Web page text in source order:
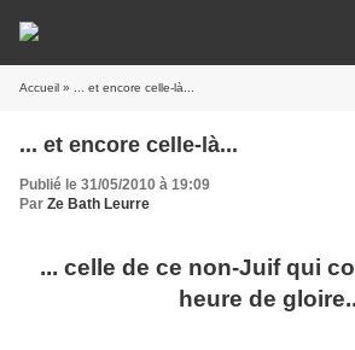
Accueil » ... et encore celle-là...
... et encore celle-là...
Publié le 31/05/2010 à 19:09
Par Ze Bath Leurre
... celle de ce non-Juif qui
heure de